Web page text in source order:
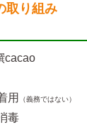
取り組み
cacao
用
（義務ではない）
毒